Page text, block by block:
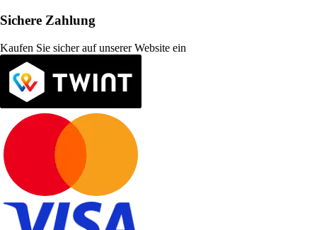
Sichere Zahlung
Kaufen Sie sicher auf unserer Website ein